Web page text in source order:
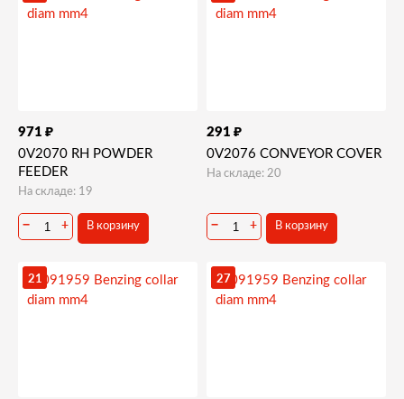
971 ₽
0V2070 RH POWDER
FEEDER
На складе: 19
− + В корзину
291 ₽
0V2076 CONVEYOR COVER
На складе: 20
− + В корзину
21 27